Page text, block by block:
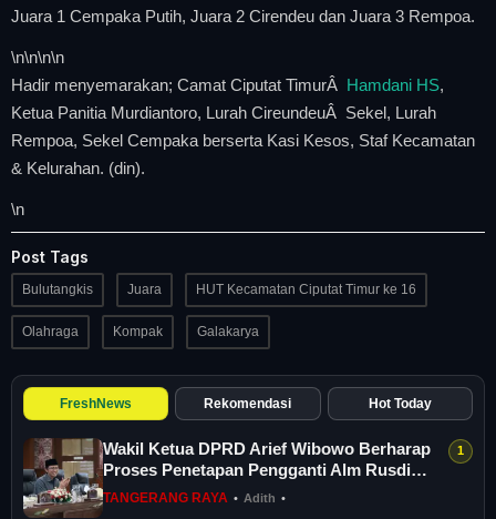
Juara 1 Cempaka Putih, Juara 2 Cirendeu dan Juara 3 Rempoa.
\n\n\n\n
Hadir menyemarakan; Camat Ciputat TimurÂ Hamdani HS,
Ketua Panitia Murdiantoro, Lurah CireundeuÂ Sekel, Lurah
Rempoa, Sekel Cempaka berserta Kasi Kesos, Staf Kecamatan
& Kelurahan. (din).
\n
Post Tags
Bulutangkis Juara HUT Kecamatan Ciputat Timur ke 16
Olahraga Kompak Galakarya
FreshNews Rekomendasi Hot Today
Wakil Ketua DPRD Arief Wibowo Berharap
Proses Penetapan Pengganti Alm Rusdi
Sege...
TANGERANG RAYA • Adith •